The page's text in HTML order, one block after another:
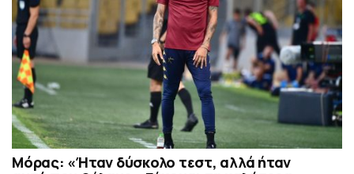
Μόρας: «Ήταν δύσκολο τεστ, αλλά ήταν